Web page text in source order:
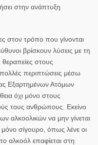
στην ανάπτυξη
στον τρόπο που γίνονται
βρίσκουν λύσεις με τη
θεραπείες στους
περιπτώσεις μέσω
Εξαρτημένων Ατόμων
όχι μόνο στους
τους ανθρώπους. Εκείνο
αλκοολικών να μην γίνεται
μόνο σίγουρο, όπως λένε οι
αλκοόλ επαφίεται στη